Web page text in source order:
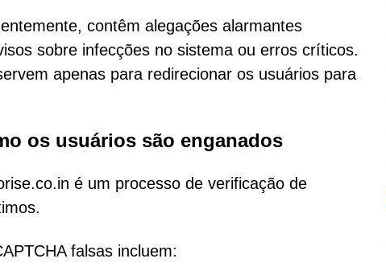
contêm alegações alarmantes
sobre infecções no sistema ou erros críticos.
apenas para redirecionar os usuários para
os usuários são enganados
é um processo de verificação de
falsas incluem: